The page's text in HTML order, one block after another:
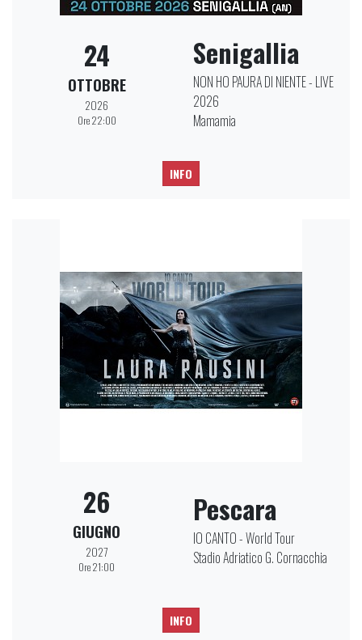
24
OTTOBRE
2026
Ore 22:00
Senigallia
NON HO PAURA DI NIENTE - LIVE
2026
Mamamia
INFO
26
GIUGNO
2027
Ore 21:00
Pescara
IO CANTO - World Tour
Stadio Adriatico G. Cornacchia
INFO